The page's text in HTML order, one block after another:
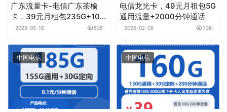
广东流量卡-电信广东茶榆
卡，39元月租包235G+100
分钟
2026-05-16 535
电信龙光卡，49元月租包5G
通用流量+2000分钟通话
2026-02-05 736
中国电信 中国电信